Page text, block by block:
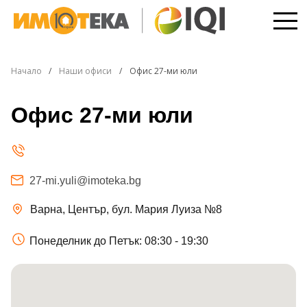
Начало Наши офиси Офис 27-ми юли
Офис 27-ми юли
27-mi.yuli@imoteka.bg
Варна, Център, бул. Мария Луиза №8
Понеделник до Петък: 08:30 - 19:30